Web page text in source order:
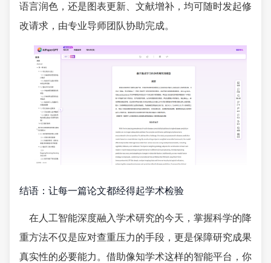
语言润色，还是图表更新、文献增补，均可随时发起修
改请求，由专业导师团队协助完成。
结语：让每一篇论文都经得起学术检验
在人工智能深度融入学术研究的今天，掌握科学的降
重方法不仅是应对查重压力的手段，更是保障研究成果
真实性的必要能力。借助像知学术这样的智能平台，你